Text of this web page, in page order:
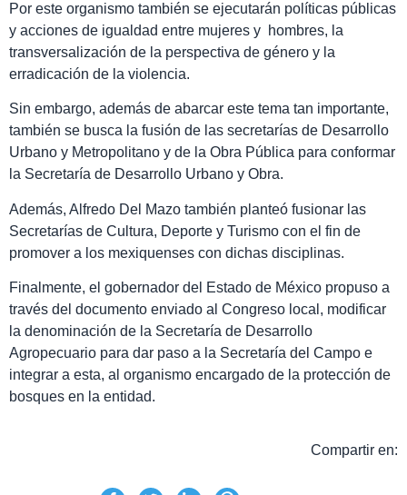
Por este organismo también se ejecutarán políticas públicas
y acciones de igualdad entre mujeres y hombres, la
transversalización de la perspectiva de género y la
erradicación de la violencia.
Sin embargo, además de abarcar este tema tan importante,
también se busca la fusión de las secretarías de Desarrollo
Urbano y Metropolitano y de la Obra Pública para conformar
la Secretaría de Desarrollo Urbano y Obra.
Además, Alfredo Del Mazo también planteó fusionar las
Secretarías de Cultura, Deporte y Turismo con el fin de
promover a los mexiquenses con dichas disciplinas.
Finalmente, el gobernador del Estado de México propuso a
través del documento enviado al Congreso local, modificar
la denominación de la Secretaría de Desarrollo
Agropecuario para dar paso a la Secretaría del Campo e
integrar a esta, al organismo encargado de la protección de
bosques en la entidad.
Compartir en: